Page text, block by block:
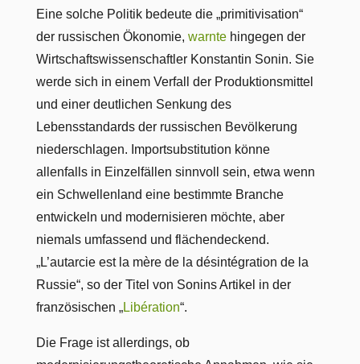
Eine solche Politik bedeute die „primitivisation“
der russischen Ökonomie, warntehingegen der
Wirtschaftswissenschaftler Konstantin Sonin. Sie
werde sich in einem Verfall der Produktionsmittel
und einer deutlichen Senkung des
Lebensstandards der russischen Bevölkerung
niederschlagen. Importsubstitution könne
allenfalls in Einzelfällen sinnvoll sein, etwa wenn
ein Schwellenland eine bestimmte Branche
entwickeln und modernisieren möchte, aber
niemals umfassend und flächendeckend.
„L’autarcie est la mère de la désintégration de la
Russie“, so der Titel von Sonins Artikel in der
französischen „Libération“.
Die Frage ist allerdings, ob